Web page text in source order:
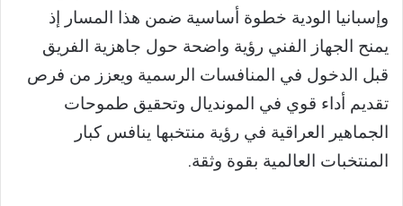
وإسبانيا الودية خطوة أساسية ضمن هذا المسار إذ
يمنح الجهاز الفني رؤية واضحة حول جاهزية الفريق
قبل الدخول في المنافسات الرسمية ويعزز من فرص
تقديم أداء قوي في المونديال وتحقيق طموحات
الجماهير العراقية في رؤية منتخبها ينافس كبار
المنتخبات العالمية بقوة وثقة.